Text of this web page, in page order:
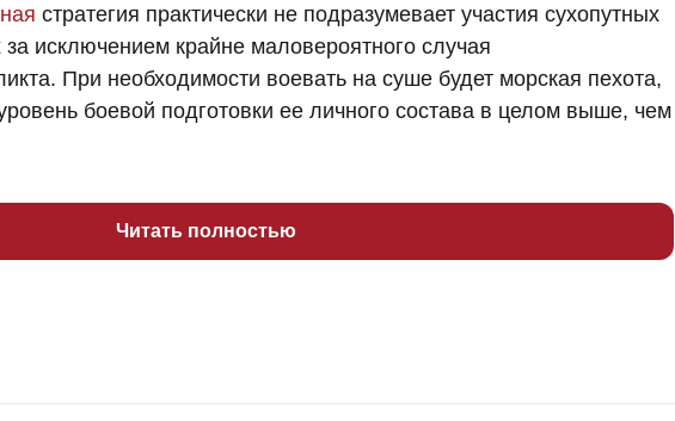
стратегия практически не подразумевает участия сухопутных
исключением крайне маловероятного случая
При необходимости воевать на суше будет морская пехота,
боевой подготовки ее личного состава в целом выше, чем
Читать полностью